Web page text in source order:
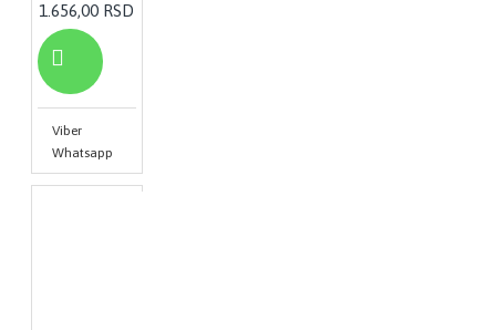
1.656,00 RSD
Viber
Whatsapp